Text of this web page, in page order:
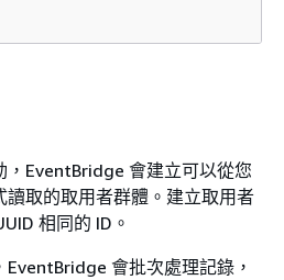
，EventBridge 會建立可以從您
讀取的取用者群體。建立取用者
相同的 ID。
會批次處理記錄，